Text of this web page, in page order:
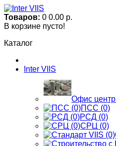
Товаров: 0 0.00 р.
В корзине пусто!
Каталог
Inter VIIS
Офис центр
ПСС (0)
РСД (0)
СРЦ (0)